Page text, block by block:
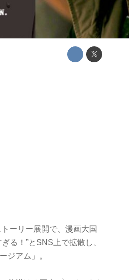
ーリー展開で、漫画大国
る！”とSNS上で拡散し、
ジアム」。